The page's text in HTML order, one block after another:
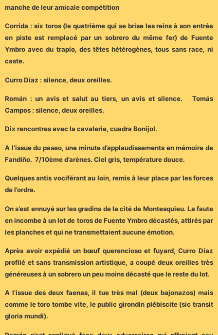
manche de leur amicale compétition
Corrida : six toros (le quatrième qui se brise les reins à son entrée
en piste est remplacé par un sobrero du même fer) de Fuente
Ymbro avec du trapío, des têtes hétérogènes, tous sans race, ni
caste.
Curro Díaz : silence, deux oreilles.
Román : un avis et salut au tiers, un avis et silence. Tomás
Campos : silence, deux oreilles.
Dix rencontres avec la cavalerie, cuadra Bonijol.
A l’issue du paseo, une minute d’applaudissements en mémoire de
Fandiño. 7/10ème d’arènes. Ciel gris, température douce.
Quelques antis vociférant au loin, remis à leur place par les forces
de l’ordre.
On s’est ennuyé sur les gradins de la cité de Montesquieu. La faute
en incombe à un lot de toros de Fuente Ymbro décastés, attirés par
les planches et qui ne transmettaient aucune émotion.
Après avoir expédié un bœuf querencioso et fuyard, Curro Díaz
profilé et sans transmission artistique, a coupé deux oreilles très
généreuses à un sobrero un peu moins décasté que le reste du lot.
A l’issue des deux faenas, il tue très mal (deux bajonazos) mais
comme le toro tombe vite, le public girondin plébiscite (sic transit
gloria mundi).